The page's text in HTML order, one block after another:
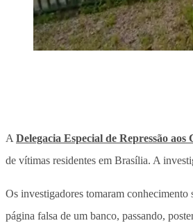
A Delegacia Especial de Repressão
de vítimas residentes em Brasília. A
Os investigadores tomaram
página falsa de um banco, passando,